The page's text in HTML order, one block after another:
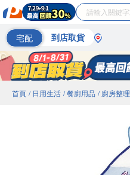
宅配 到店取貨
首頁 / 日用生活 / 餐廚用品 / 廚房整理